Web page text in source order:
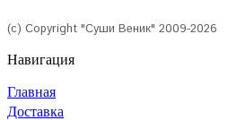
(с) Copyright "Суши Веник" 2009-2026
Навигация
Главная
Доставка